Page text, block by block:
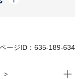
ページID：635-189-634
現在